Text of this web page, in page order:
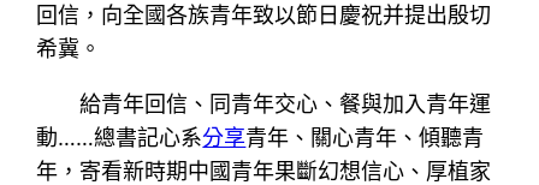
回信，向全國各族青年致以節日慶祝并提出殷切
希冀。
給青年回信、同青年交心、餐與加入青年運
動……總書記心系分享青年、關心青年、傾聽青
年，寄看新時期中國青年果斷幻想信心、厚植家